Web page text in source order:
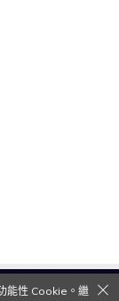
能性 Cookie。繼